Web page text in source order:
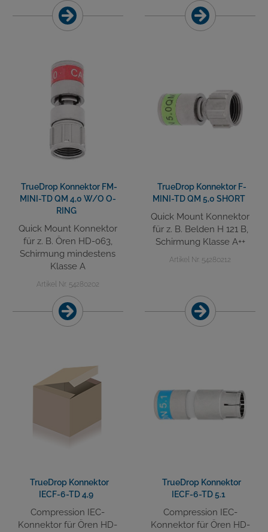
TrueDrop Konnektor FM-
MINI-TD QM 4,0 W/O O-
RING
Quick Mount Konnektor
für z. B. Ören HD-063,
Schirmung mindestens
Klasse A
Artikel Nr. 54280202
TrueDrop Konnektor F-
MINI-TD QM 5,0 SHORT
Quick Mount Konnektor
für z. B. Belden H 121 B,
Schirmung Klasse A++
Artikel Nr. 54280212
TrueDrop Konnektor
IECF-6-TD 4,9
Compression IEC-
Konnektor für Ören HD-
TrueDrop Konnektor
IECF-6-TD 5.1
Compression IEC-
Konnektor für Ören HD-